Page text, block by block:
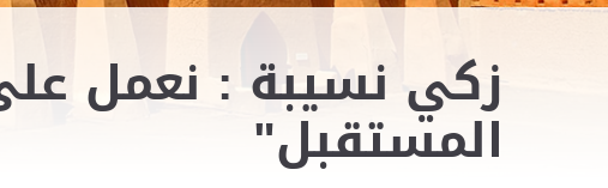
زكي نسيبة : نعمل
المستقبل"